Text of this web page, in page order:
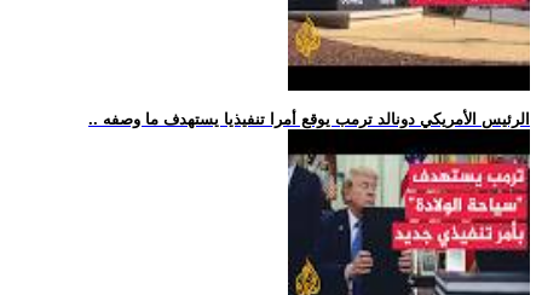
.. الرئيس الأمريكي دونالد ترمب يوقع أمرا تنفيذيا يستهدف ما وصفه